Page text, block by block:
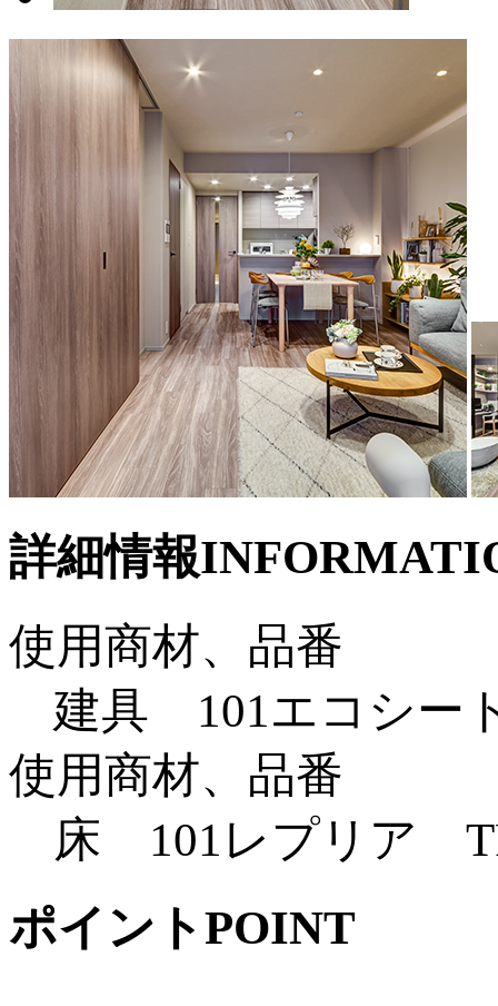
詳細情報
使用商材、品番
建具 101エコシー
使用商材、品番
床 101レプリア
ポイントPOINT